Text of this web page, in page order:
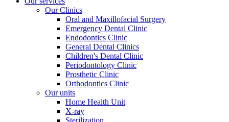
Our Clinics
Oral and Maxillofacial Surgery
Emergency Dental Clinic
Endodontics Clinic
General Dental Clinics
Children's Dental Clinic
Periodontology Clinic
Prosthetic Clinic
Orthodontics Clinic
Our units
Home Health Unit
X-ray
Sterilization